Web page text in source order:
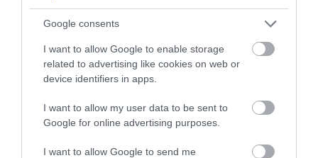
Google consents
I want to allow Google to enable storage
related to advertising like cookies on web or
device identifiers in apps.
I want to allow my user data to be sent to
Google for online advertising purposes.
I want to allow Google to send me
2026. augusztus 07 Mindenki ügye
TANULJ NÉMETÜL OTTHONRÓL: A
DIGITÁLIS TANULÁS ELŐNYEI
2026. augusztus 07
ÚJRAINDULNAK A KORÁBBAN
LEÁLLÍTOTT SZOLGÁLTATÁSOK AZ EGRI...